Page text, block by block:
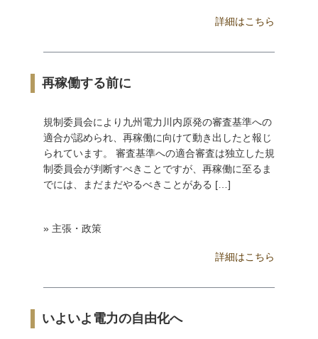
詳細はこちら
再稼働する前に
規制委員会により九州電力川内原発の審査基準への
適合が認められ、再稼働に向けて動き出したと報じ
られています。 審査基準への適合審査は独立した規
制委員会が判断すべきことですが、再稼働に至るま
でには、まだまだやるべきことがある […]
» 主張・政策
詳細はこちら
いよいよ電力の自由化へ